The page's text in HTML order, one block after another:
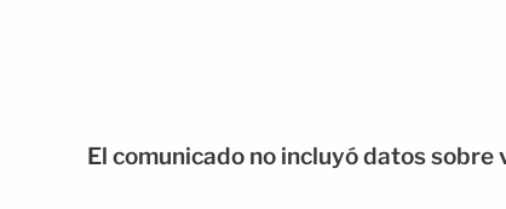
El comunicado no incluyó datos